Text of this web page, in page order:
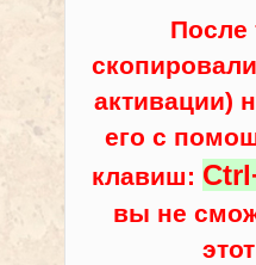
После
активации)
его с
клавиш:
вы не